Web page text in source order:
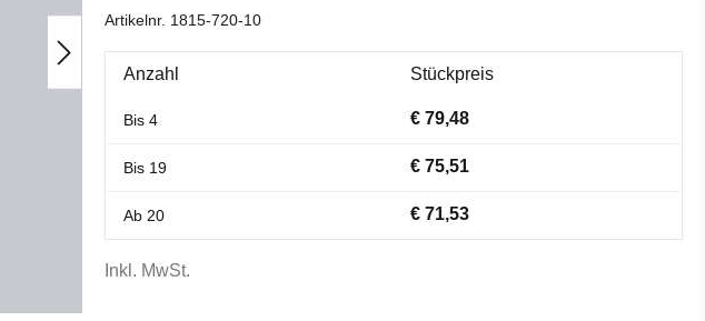
Artikelnr. 1815-720-10
Anzahl Stückpreis
Bis 4 € 79,48
Bis 19 € 75,51
Ab 20 € 71,53
Inkl. MwSt.